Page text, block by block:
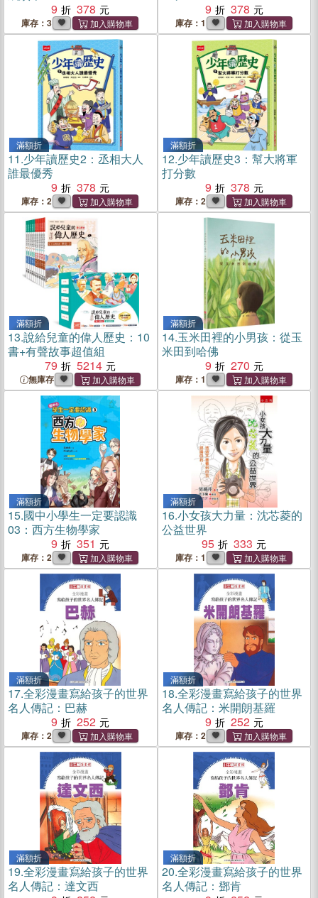
9
378
庫存：3
9
378
庫存：1
滿額折
11.少年讀歷史2：丞相大人
誰最優秀
9
378
庫存：2
滿額折
12.少年讀歷史3：幫大將軍
打分數
9
378
庫存：2
滿額折
13.說給兒童的偉人歷史：10
書+有聲故事超值組
79
5214
無庫存
滿額折
14.玉米田裡的小男孩：從玉
米田到哈佛
9
270
庫存：1
滿額折
15.國中小學生一定要認識
03：西方生物學家
9
351
庫存：2
滿額折
16.小女孩大力量：沈芯菱的
公益世界
95
333
庫存：1
滿額折
17.全彩漫畫寫給孩子的世界
名人傳記：巴赫
9
252
庫存：2
滿額折
18.全彩漫畫寫給孩子的世界
名人傳記：米開朗基羅
9
252
庫存：2
滿額折
19.全彩漫畫寫給孩子的世界
名人傳記：達文西
滿額折
20.全彩漫畫寫給孩子的世界
名人傳記：鄧肯